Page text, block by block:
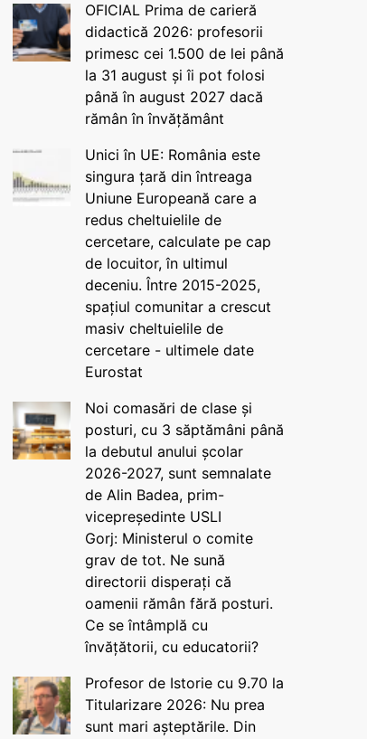
OFICIAL Prima de carieră
didactică 2026: profesorii
primesc cei 1.500 de lei până
la 31 august și îi pot folosi
până în august 2027 dacă
rămân în învățământ
Unici în UE: România este
singura țară din întreaga
Uniune Europeană care a
redus cheltuielile de
cercetare, calculate pe cap
de locuitor, în ultimul
deceniu. Între 2015-2025,
spațiul comunitar a crescut
masiv cheltuielile de
cercetare - ultimele date
Eurostat
Noi comasări de clase și
posturi, cu 3 săptămâni până
la debutul anului școlar
2026-2027, sunt semnalate
de Alin Badea, prim-
vicepreședinte USLI
Gorj: Ministerul o comite
grav de tot. Ne sună
directorii disperați că
oamenii rămân fără posturi.
Ce se întâmplă cu
învățătorii, cu educatorii?
Profesor de Istorie cu 9.70 la
Titularizare 2026: Nu prea
sunt mari așteptările. Din